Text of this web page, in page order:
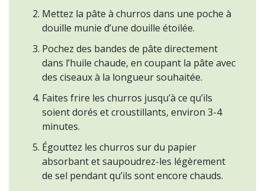
Mettez la pâte à churros dans une poche à
douille munie d’une douille étoilée.
Pochez des bandes de pâte directement
dans l’huile chaude, en coupant la pâte avec
des ciseaux à la longueur souhaitée.
Faites frire les churros jusqu’à ce qu’ils
soient dorés et croustillants, environ 3-4
minutes.
Égouttez les churros sur du papier
absorbant et saupoudrez-les légèrement
de sel pendant qu’ils sont encore chauds.